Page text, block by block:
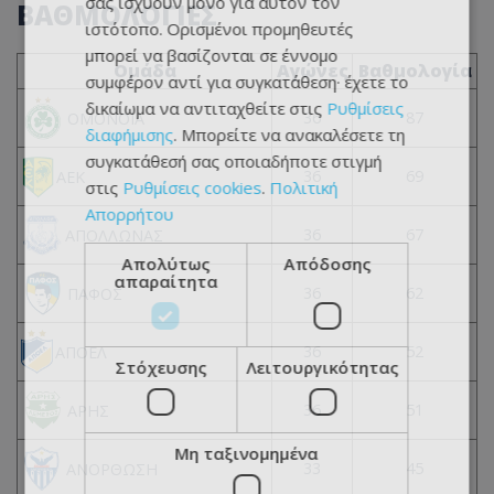
ΒΑΘΜΟΛΟΓΙΕΣ
Ομάδα Αγώνες Βαθμολογία
ΟΜΟΝΟΙΑ 36
ΠΑΦΟΣ
ΑΠΟΕΛ 36 52
36
ιστότοπο. Ορισμένοι προμηθευτές
μπορεί να βασίζονται σε έννομο
συμφέρον αντί για συγκατάθεση· έχετε το
δικαίωμα να αντιταχθείτε στις Ρυθμίσεις
διαφήμισης. Μπορείτε να ανακαλέσετε τη
συγκατάθεσή σας οποιαδήποτε στιγμή
στις Ρυθμίσεις cookies. Πολιτική
Απορρήτου
Απολύτως
απαραίτητα
Απόδοσης
Στόχευσης Λειτουργικότητας
Μη ταξινομημένα